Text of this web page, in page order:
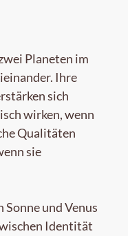
Planeten im
Ihre
sich
wirken, wenn
Qualitäten
sie
und Venus
Identität